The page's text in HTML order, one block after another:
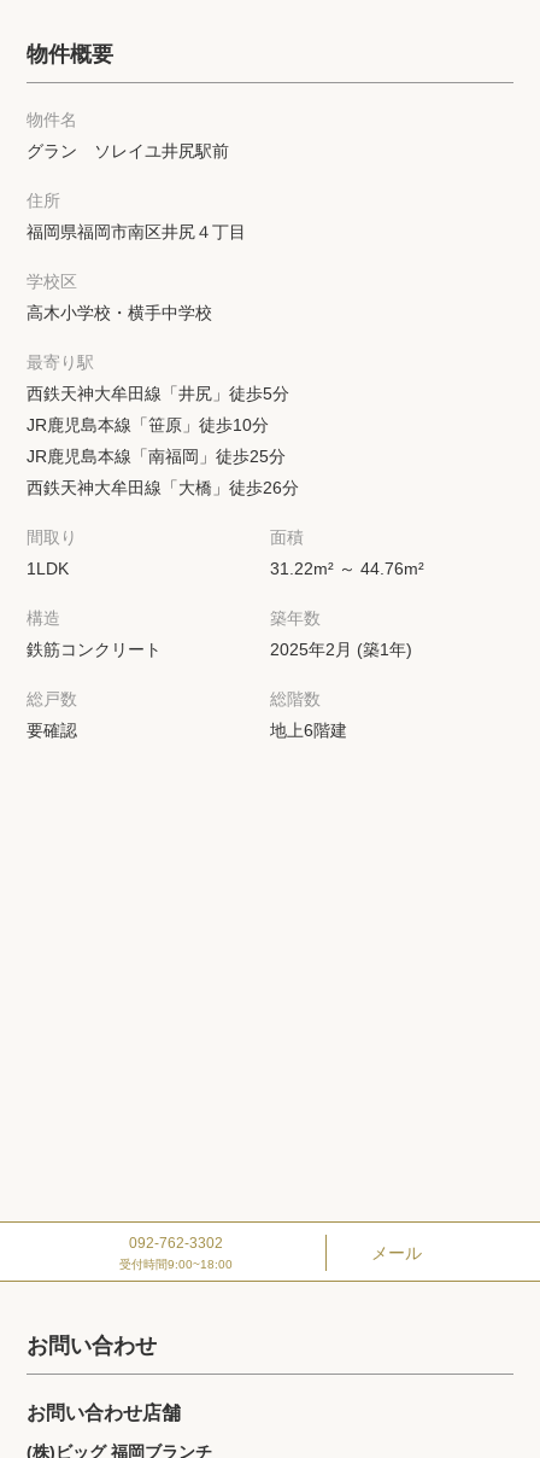
物件概要
物件名
グラン ソレイユ井尻駅前
住所
福岡県福岡市南区井尻４丁目
学校区
高木小学校・横手中学校
最寄り駅
西鉄天神大牟田線「井尻」徒歩5分
JR鹿児島本線「笹原」徒歩10分
JR鹿児島本線「南福岡」徒歩25分
西鉄天神大牟田線「大橋」徒歩26分
間取り
1LDK
面積
31.22m² ～ 44.76m²
構造
鉄筋コンクリート
築年数
2025年2月 (築1年)
総戸数
要確認
総階数
地上6階建
092-762-3302
受付時間9:00~18:00
メール
お問い合わせ
お問い合わせ店舗
(株)ビッグ 福岡ブランチ